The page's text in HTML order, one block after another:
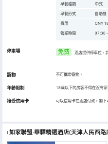
早餐種類
中式
早餐形式
自助餐
費用
CNY
營業時間
07:30
停車場 免费 酒店提供停車位，
寵物 不可攜帶寵物。
年齡限制 18歲以下的房客不得在沒有
接受信用卡 可以信用卡在酒店付款，閣下
如家聯盟·華驛精選酒店(天津人民西路